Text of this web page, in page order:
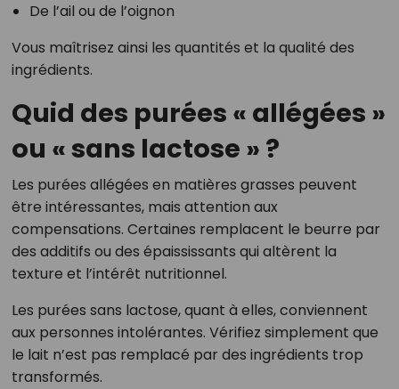
De l’ail ou de l’oignon
Vous maîtrisez ainsi les quantités et la qualité des
ingrédients.
Quid des purées « allégées »
ou « sans lactose » ?
Les purées allégées en matières grasses peuvent
être intéressantes, mais attention aux
compensations. Certaines remplacent le beurre par
des additifs ou des épaississants qui altèrent la
texture et l’intérêt nutritionnel.
Les purées sans lactose, quant à elles, conviennent
aux personnes intolérantes. Vérifiez simplement que
le lait n’est pas remplacé par des ingrédients trop
transformés.